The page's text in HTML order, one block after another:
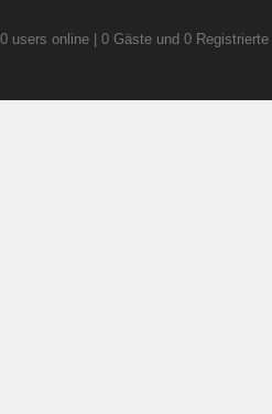
0 users online | 0 Gäste und 0 Registrierte